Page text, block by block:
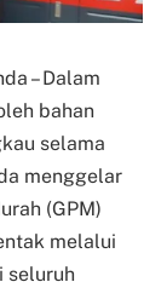
– Dalam
bahan
selama
menggelar
(GPM)
melalui
seluruh